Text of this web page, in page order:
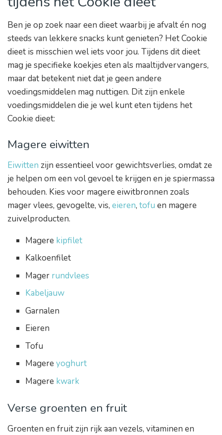
Ben je op zoek naar een dieet waarbij je afvalt én nog
steeds van lekkere snacks kunt genieten? Het Cookie
dieet is misschien wel iets voor jou. Tijdens dit dieet
mag je specifieke koekjes eten als maaltijdvervangers,
maar dat betekent niet dat je geen andere
voedingsmiddelen mag nuttigen. Dit zijn enkele
voedingsmiddelen die je wel kunt eten tijdens het
Cookie dieet:
Magere eiwitten
Eiwitten zijn essentieel voor gewichtsverlies, omdat ze
je helpen om een vol gevoel te krijgen en je spiermassa
behouden. Kies voor magere eiwitbronnen zoals
mager vlees, gevogelte, vis, eieren, tofu en magere
zuivelproducten.
Magere kipfilet
Kalkoenfilet
Mager rundvlees
Kabeljauw
Garnalen
Eieren
Tofu
Magereyoghurt
Magere kwark
Verse groenten en fruit
Groenten en fruit zijn rijk aan vezels, vitaminen en